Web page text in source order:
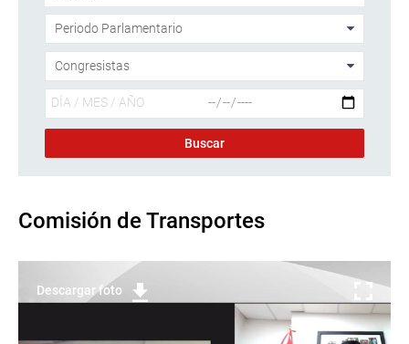
Comisión de Transportes
Descargar foto